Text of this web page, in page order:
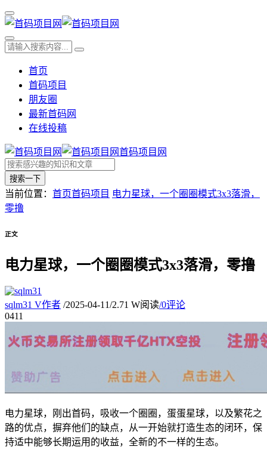
首页
首码项目
朋友圈
最新首码网
在线投稿
首码项目网
搜索一下
当前位置： 首页首码项目 电力星球，一个圈圈模式3x3落滑，
零撸
正文
电力星球，一个圈圈模式3x3落滑，零撸
sqlm31 V作者 /2025-04-11/2.71 W阅读/0评论
0411
电力星球，刚出首码，吸收一个圈圈，蛋蛋星球，以及繁花之
路的优点，摒弃他们的缺点，从一开始就打造生态的闭环，保
持适中能够长期运用的收益，全新的不一样的生态。